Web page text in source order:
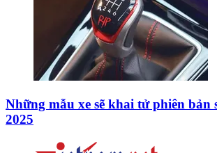
Những mẫu xe sẽ khai tử phiên bản
2025